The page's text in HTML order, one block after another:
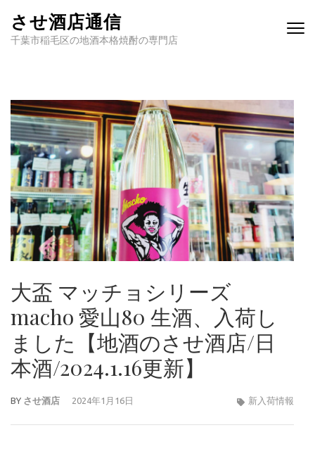
させ酒店通信
千葉市稲毛区の地酒本格焼酎の専門店
大盃 マッチョシリーズ
macho 愛山80 生酒、入荷し
ました【地酒のさせ酒店/日
本酒/2024.1.16更新】
BY させ酒店 2024年1月16日 新入荷情報